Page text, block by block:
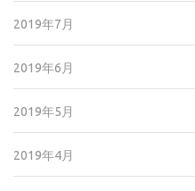
2019年7月
2019年6月
2019年5月
2019年4月